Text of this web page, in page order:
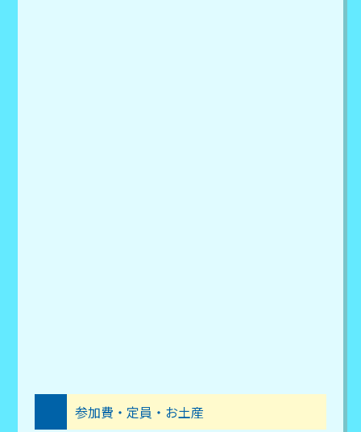
参加費・定員・お土産